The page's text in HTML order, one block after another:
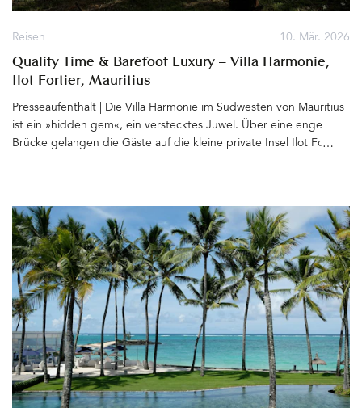
10. Mär. 2026
Reisen
Quality Time & Barefoot Luxury – Villa Harmonie,
Ilot Fortier, Mauritius
Presseaufenthalt | Die Villa Harmonie im Südwesten von Mauritius
ist ein »hidden gem«, ein verstecktes Juwel. Über eine enge
Brücke gelangen die Gäste auf die kleine private Insel Ilot Fortier
Wasser. Zwischen den Palmen bewegen sich Hängematten leicht
im Wind, Holzliegen, Bänke und gemütliche Sitzgruppen sind
zum Meer hin ausgerichtet. Von hier blickt man hinüber zu Le
Morne Brabant, dem für seine langen weißen Sandstrände
bekannten Berg und weiter bis zum Horizont, wo abends die
Sonne spektakulär im Meer versinkt. &hellip